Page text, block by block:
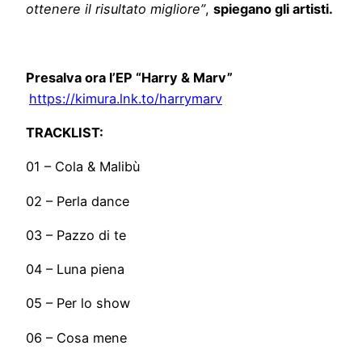
ottenere il risultato migliore”, spiegano gli artisti.
Presalva ora l’EP “Harry & Marv”
https://kimura.lnk.to/harrymarv
TRACKLIST:
01 – Cola & Malibù
02 – Perla dance
03 – Pazzo di te
04 – Luna piena
05 – Per lo show
06 – Cosa mene